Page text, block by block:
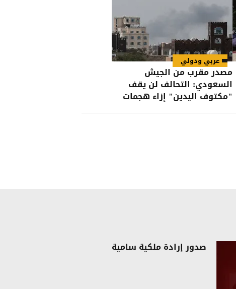
عربي ودولي
مصدر مقرب من الجيش
السعودي: التحالف لن يقف
"مكتوف اليدين" إزاء هجمات
الحوثيين على القوات اليمنية
صدور إرادة ملكية سامية